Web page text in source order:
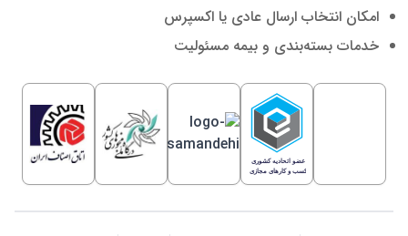
امکان انتخاب ارسال عادی یا اکسپرس
خدمات بسته‌بندی و بیمه مسئولیت